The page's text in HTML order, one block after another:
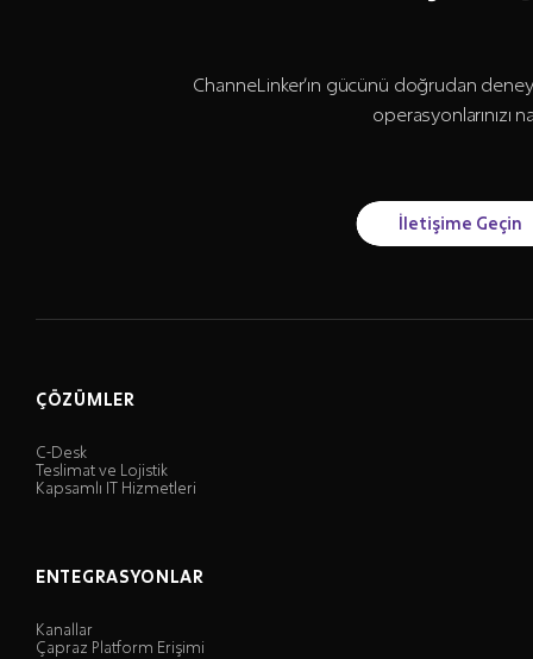
ChanneLinker’ın gücünü doğrudan
operasyonlarınızı
İletişime Geçin
ÇÖZÜMLER
C-Desk
Teslimat ve Lojistik
Kapsamlı IT Hizmetleri
ENTEGRASYONLAR
Kanallar
Çapraz Platform Erişimi